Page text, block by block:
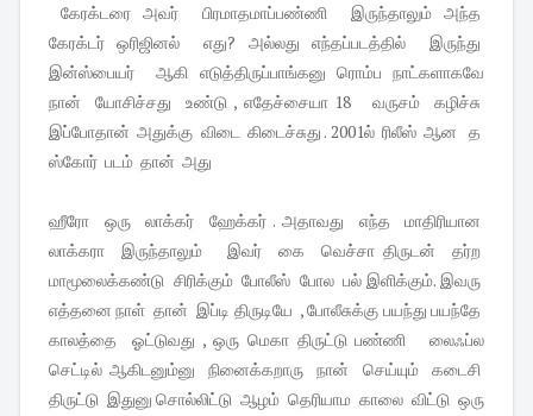
கேரக்டரை அவர் பிரமாதமாப்பண்ணி இருந்தாலும் அந்த
கேரக்டர் ஒரிஜினல் எது? அல்லது எந்தப்படத்தில் இருந்து
இன்ஸ்பையர் ஆகி எடுத்திருப்பாங்கனு ரொம்ப நாட்களாகவே
நான் யோசிச்சது உண்டு , எதேச்சையா 18 வருசம் கழிச்சு
இப்போதான் அதுக்கு விடை கிடைச்சுது . 2001ல் ரிலீஸ் ஆன த
ஸ்கோர் படம் தான் அது
ஹீரோ ஒரு லாக்கர் ஹேக்கர் . அதாவது எந்த மாதிரியான
லாக்கரா இருந்தாலும் இவர் கை வெச்சா திருடன் தர்ற
மாமூலைக்கண்டு சிரிக்கும் போலீஸ் போல பல் இளிக்கும். இவரு
எத்தனை நாள் தான் இப்டி திருடியே , போலீசுக்கு பயந்து பயந்தே
காலத்தை ஓட்டுவது , ஒரு மெகா திருட்டு பண்ணி லைஃப்ல
செட்டில் ஆகிடனும்னு நினைக்கறாரு நான் செய்யும் கடைசி
திருட்டு இதுனு சொல்லிட்டு ஆழம் தெரியாம காலை விட்டு ஒரு